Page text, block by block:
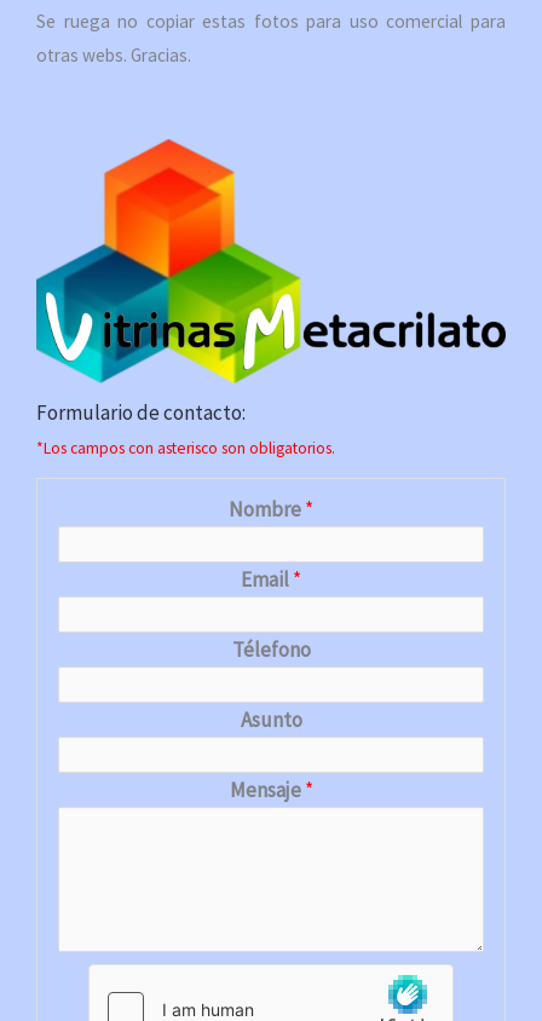
Se ruega no copiar estas fotos para uso comercial para
otras webs. Gracias.
Formulario de contacto:
*Los campos con asterisco son obligatorios.
Nombre*
Email*
Télefono
Asunto
Mensaje*